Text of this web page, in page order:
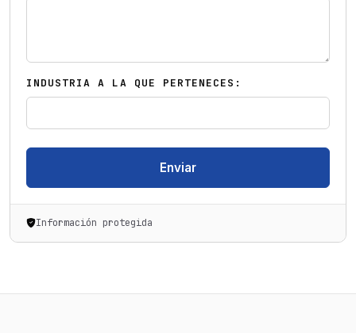
INDUSTRIA A LA QUE PERTENECES:
Enviar
Información protegida